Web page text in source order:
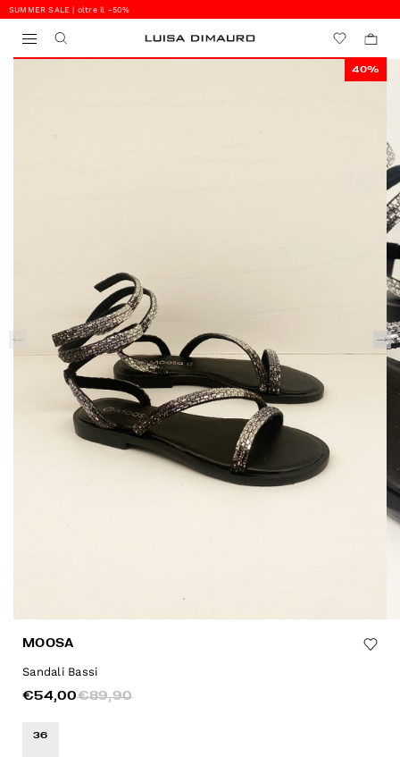
SUMMER SALE | oltre il -50%
0
40%
MOOSA
Sandali Bassi
€54,00€89,90
36